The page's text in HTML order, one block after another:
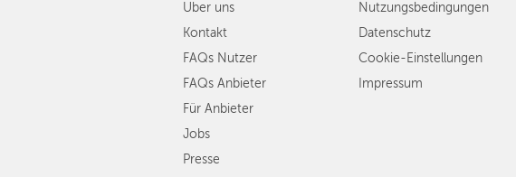
Über uns
Kontakt
FAQs Nutzer
FAQs Anbieter
Für Anbieter
Jobs
Presse
Nutzungsbedingungen
Datenschutz
Cookie-Einstellungen
Impressum